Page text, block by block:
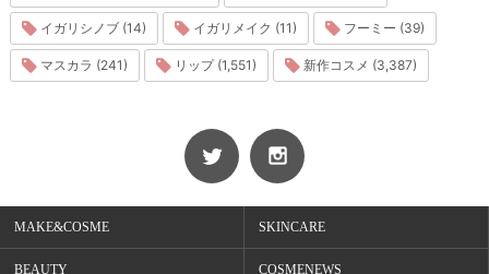
イガリシノブ (14) イガリメイク (11) フーミー (39)
マスカラ (241) リップ (1,551) 新作コスメ (3,387)
MAKE&COSME SKINCARE
BEAUTY COSMENEWS